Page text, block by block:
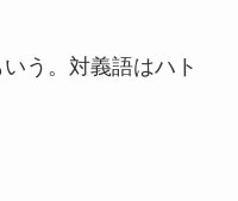
う。対義語はハト